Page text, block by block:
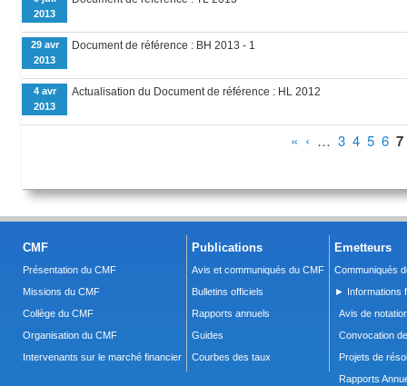
2013
29 avr
2013
Document de référence : BH 2013 - 1
4 avr
2013
Actualisation du Document de référence : HL 2012
« ‹ … 3 4 5 6 7
CMF
Présentation du CMF
Missions du CMF
Collège du CMF
Organisation du CMF
Intervenants sur le marché financier
Publications
Avis et communiqués du CMF
Bulletins officiels
Rapports annuels
Guides
Courbes des taux
Emetteurs
Communiqués
► Informations
Avis de
Convocation
Projets de
Rapports